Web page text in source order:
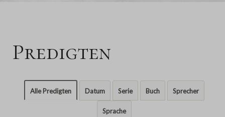
Predigten
Alle Predigten Datum Serie Buch Sprecher
Sprache